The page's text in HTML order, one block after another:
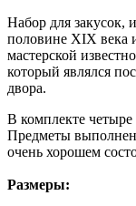
Набор для закусок,
половине XIX века
мастерской
который являлся
двора.
В комплекте
Предметы
очень хорошем
Размеры: